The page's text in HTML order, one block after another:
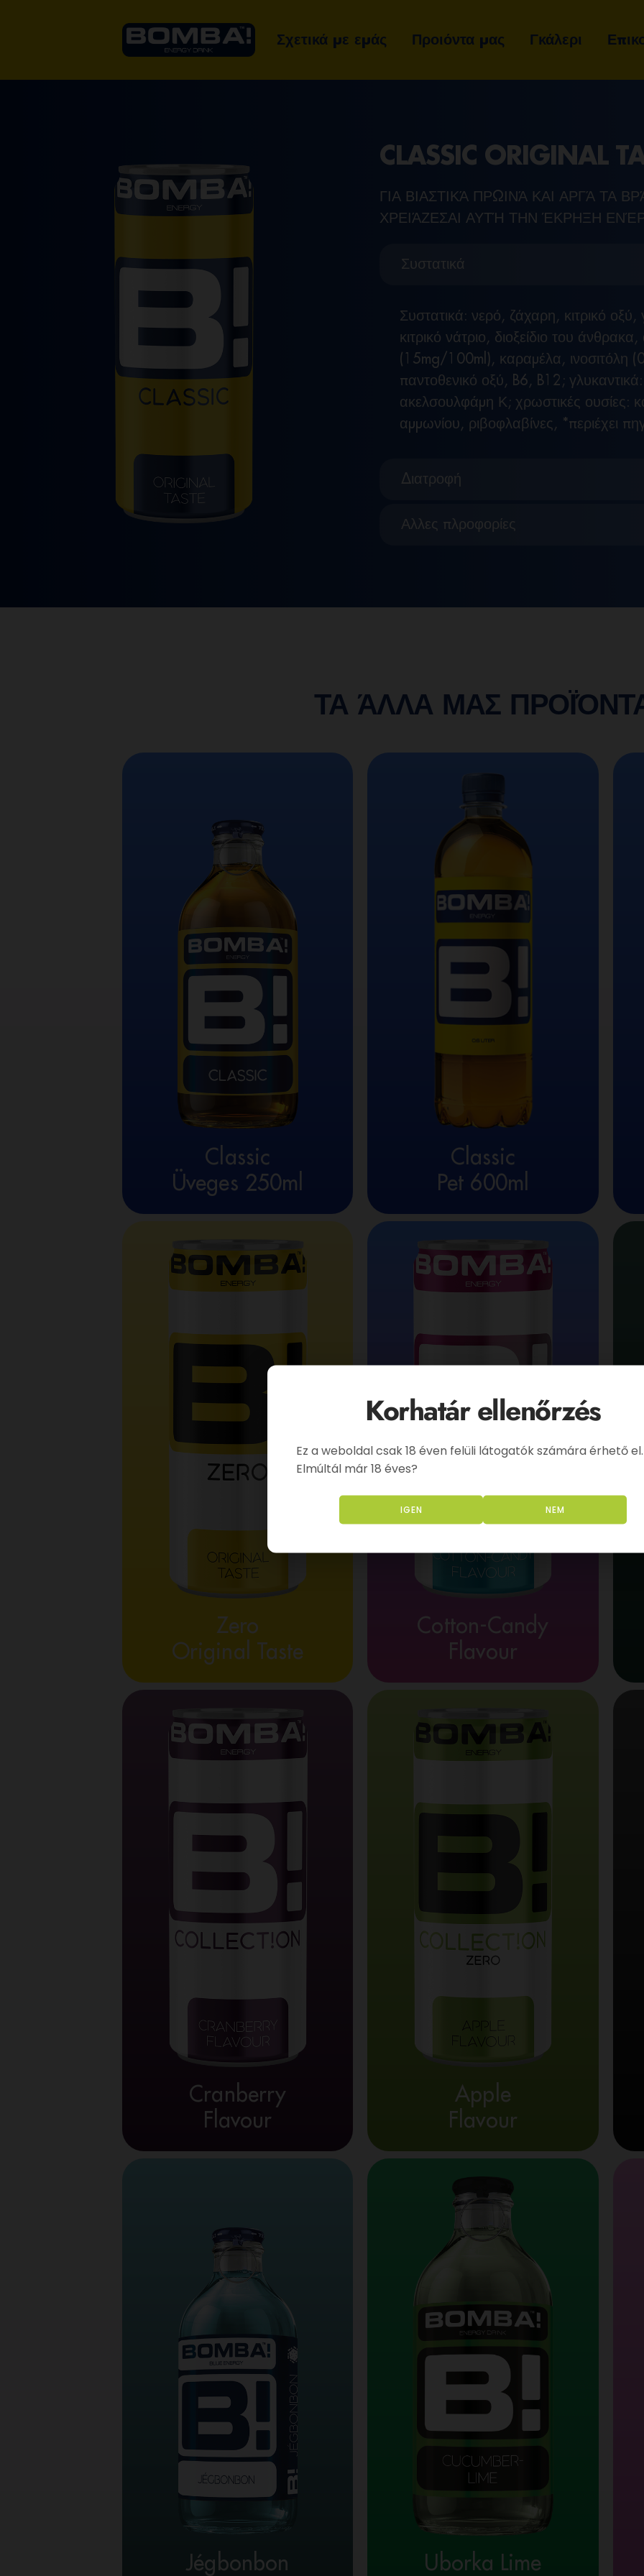
Σχετικά με εμάς Προιόντα μας Γκάλερι
CLASSIC ORIGINAL
ΓΙΑ ΒΙΑΣΤΙΚΆ ΠΡΩΙΝΆ ΚΑΙ ΑΡΓΆ ΤΑ
ΧΡΕΙΆΖΕΣΑΙ ΑΥΤΉ ΤΗΝ ΈΚΡΗΞΗ
Συστατικά
Συστατικά: νερό, ζάχαρη, κιτρικό οξύ,
κιτρικό νάτριο, διοξείδιο του
(15mg/100ml), καραμέλα, ινοσιτόλη
παντοθενικό οξύ, B6, B12;
ακελσουλφάμη Κ; χρωστικές ουσίες:
αμμωνίου, ριβοφλαβίνες, *περιέχει
Διατροφή
Αλλες πλροφορίες
ΤΑ ΆΛΛΑ ΜΑΣ
Classic
Üveges 250ml
Classic
Pet 600ml
Zero
Original Taste
Cotton-Candy
Flavour
Cranberry
Flavour
Apple
Flavour
Jégbonbon Uborka Lime
Korhatár ellenőrzés
Ez a weboldal csak 18 éven felüli látogatók számára érhető el.
Elmúltál már 18 éves?
IGEN NEM